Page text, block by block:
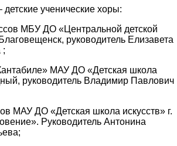
ученические хоры:
МБУ ДО «Центральной детской
руководитель Елизавета
;
МАУ ДО «Детская школа
руководитель Владимир Павлович
МАУ ДО «Детская школа искусств» г.
Руководитель Антонина